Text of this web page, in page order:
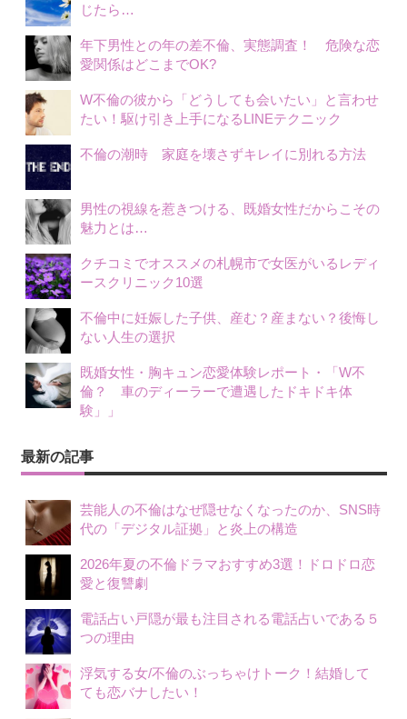
じたら…
年下男性との年の差不倫、実態調査！ 危険な恋
愛関係はどこまでOK?
W不倫の彼から「どうしても会いたい」と言わせ
たい！駆け引き上手になるLINEテクニック
不倫の潮時 家庭を壊さずキレイに別れる方法
男性の視線を惹きつける、既婚女性だからこその
魅力とは…
クチコミでオススメの札幌市で女医がいるレディ
ースクリニック10選
不倫中に妊娠した子供、産む？産まない？後悔し
ない人生の選択
既婚女性・胸キュン恋愛体験レポート・「W不
倫？ 車のディーラーで遭遇したドキドキ体
験」」
最新の記事
芸能人の不倫はなぜ隠せなくなったのか、SNS時
代の「デジタル証拠」と炎上の構造
2026年夏の不倫ドラマおすすめ3選！ドロドロ恋
愛と復讐劇
電話占い戸隠が最も注目される電話占いである５
つの理由
浮気する女/不倫のぶっちゃけトーク！結婚して
ても恋バナしたい！